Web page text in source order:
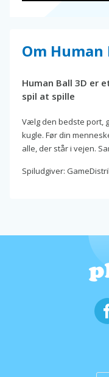
Om Human
Human Ball 3D er
spil at spille
Vælg den bedste port,
kugle. Før din
alle, der står i vejen.
Spiludgiver: